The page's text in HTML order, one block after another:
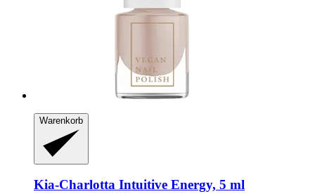
Warenkorb
Kia-Charlotta Intuitive Energy, 5 ml